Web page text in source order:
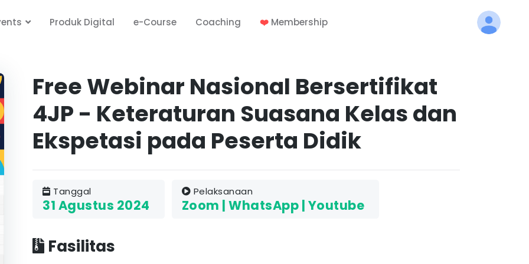
Produk Digital e-Course Coaching ❤️Membership
Free Webinar Nasional Bersertifikat
4JP - Keteraturan Suasana Kelas dan
Ekspetasi pada Peserta Didik
Tanggal
31 Agustus 2024
Pelaksanaan
Zoom | WhatsApp | Youtube
Fasilitas